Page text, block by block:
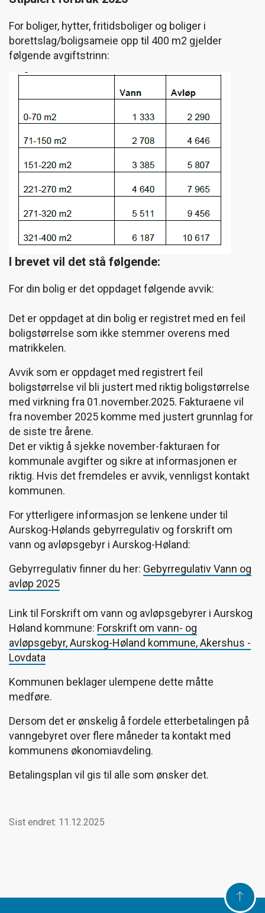
For boliger, hytter, fritidsboliger og boliger i
borettslag/boligsameie opp til 400 m2 gjelder
følgende avgiftstrinn:
I brevet vil det stå følgende:
For din bolig er det oppdaget følgende avvik:
Det er oppdaget at din bolig er registret med en feil
boligstørrelse som ikke stemmer overens med
matrikkelen.
Avvik som er oppdaget med registrert feil
boligstørrelse vil bli justert med riktig boligstørrelse
med virkning fra 01.november.2025. Fakturaene vil
fra november 2025 komme med justert grunnlag for
de siste tre årene.
Det er viktig å sjekke november-fakturaen for
kommunale avgifter og sikre at informasjonen er
riktig. Hvis det fremdeles er avvik, vennligst kontakt
kommunen.
For ytterligere informasjon se lenkene under til
Aurskog-Hølands gebyrregulativ og forskrift om
vann og avløpsgebyr i Aurskog-Høland:
Gebyrregulativ finner du her: Gebyrregulativ Vann og
avløp 2025
Link til Forskrift om vann og avløpsgebyrer i Aurskog
Høland kommune: Forskrift om vann- og
avløpsgebyr, Aurskog-Høland kommune, Akershus -
Lovdata
Kommunen beklager ulempene dette måtte
medføre.
Dersom det er ønskelig å fordele etterbetalingen på
vanngebyret over flere måneder ta kontakt med
kommunens økonomiavdeling.
Betalingsplan vil gis til alle som ønsker det.
Sist endret: 11.12.2025